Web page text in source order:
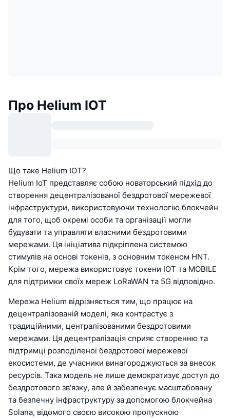
Про Helium IOT
Що таке Helium IOT?
Helium IoT представляє собою новаторський підхід до
створення децентралізованої бездротової мережевої
інфраструктури, використовуючи технологію блокчейн
для того, щоб окремі особи та організації могли
будувати та управляти власними бездротовими
мережами. Ця ініціатива підкріплена системою
стимулів на основі токенів, з основним токеном HNT.
Крім того, мережа використовує токени IOT та MOBILE
для підтримки своїх мереж LoRaWAN та 5G відповідно.
Мережа Helium відрізняється тим, що працює на
децентралізованій моделі, яка контрастує з
традиційними, централізованими бездротовими
мережами. Ця децентралізація сприяє створенню та
підтримці розподіленої бездротової мережевої
екосистеми, де учасники винагороджуються за внесок
ресурсів. Така модель не лише демократизує доступ до
бездротового зв'язку, але й забезпечує масштабовану
та безпечну інфраструктуру за допомогою блокчейна
Solana, відомого своєю високою пропускною